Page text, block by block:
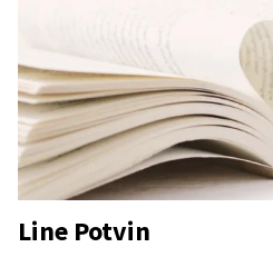
Line Potvin